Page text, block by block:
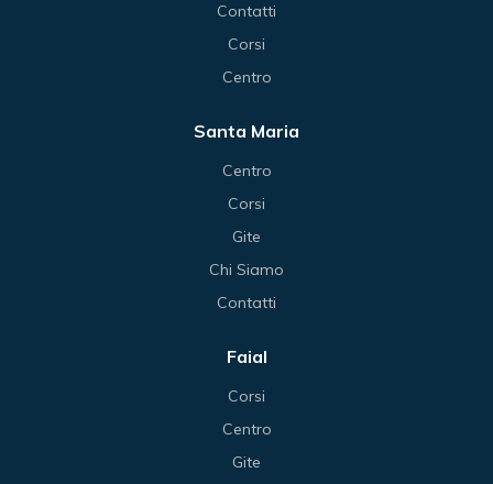
Contatti
Corsi
Centro
Santa Maria
Centro
Corsi
Gite
Chi Siamo
Contatti
Faial
Corsi
Centro
Gite